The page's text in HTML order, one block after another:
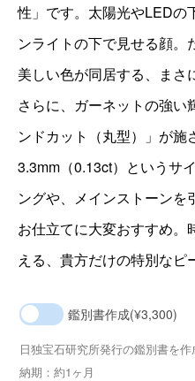
性」です。太陽光やLEDの
ンライトの下で見せる顔
美しい色が同居する、まさ
さらに、ガーネットの強い
ンドカット（丸型）」が施
3.3mm（0.13ct）というサ
ングや、メインストーン
お仕立てに大変おすすめ。
える、貴方だけの特別なピ
鑑別書作成(¥3,300)
日独宝石研究所発行の鑑別書を作
納期：約1ヶ月